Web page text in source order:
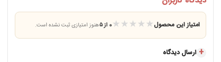
امتیاز این محصول ★★★★★ 0 از ۵ هنوز امتیازی ثبت نشده است.
ارسال دیدگاه